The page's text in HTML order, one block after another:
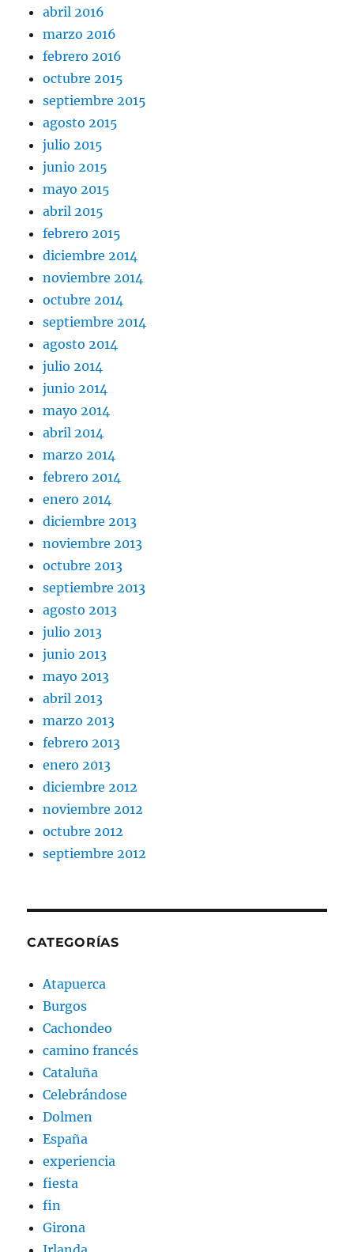
abril 2016
marzo 2016
febrero 2016
octubre 2015
septiembre 2015
agosto 2015
julio 2015
junio 2015
mayo 2015
abril 2015
febrero 2015
diciembre 2014
noviembre 2014
octubre 2014
septiembre 2014
agosto 2014
julio 2014
junio 2014
mayo 2014
abril 2014
marzo 2014
febrero 2014
enero 2014
diciembre 2013
noviembre 2013
octubre 2013
septiembre 2013
agosto 2013
julio 2013
junio 2013
mayo 2013
abril 2013
marzo 2013
febrero 2013
enero 2013
diciembre 2012
noviembre 2012
octubre 2012
septiembre 2012
CATEGORÍAS
Atapuerca
Burgos
Cachondeo
camino francés
Cataluña
Celebrándose
Dolmen
España
experiencia
fiesta
fin
Girona